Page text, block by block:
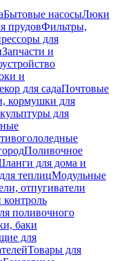
Бытовые насосыЛюки
прудовФильтры,
для
Запчасти и
и
для садаПочтовые
кормушки для
для
Поливочное
для дома и
теплицМодульные
отпугиватели
контроль
поливочного
баки
для
Товары для